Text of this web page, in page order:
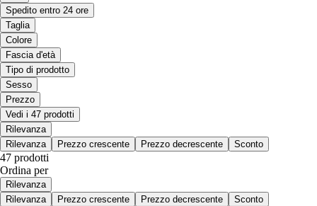
Spedito entro 24 ore
Taglia
Colore
Fascia d'età
Tipo di prodotto
Sesso
Prezzo
Vedi i 47 prodotti
Rilevanza
Rilevanza
Prezzo crescente Prezzo decrescente Sconto
47 prodotti
Ordina per
Rilevanza
Rilevanza
Prezzo crescente Prezzo decrescente Sconto